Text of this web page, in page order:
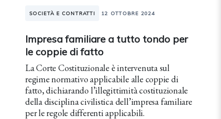
SOCIETÀ E CONTRATTI 12 OTTOBRE 2024
Impresa familiare a tutto tondo per
le coppie di fatto
La Corte Costituzionale è intervenuta sul
regime normativo applicabile alle coppie di
fatto, dichiarando l’illegittimità costituzionale
della disciplina civilistica dell’impresa familiare
per le regole differenti applicabili.